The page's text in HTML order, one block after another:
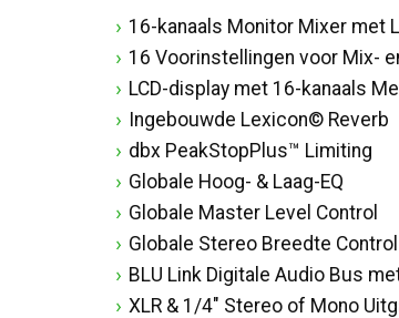
16-kanaals Monitor Mixer met
16 Voorinstellingen voor Mix-
LCD-display met 16-kanaals
Ingebouwde Lexicon© Reverb
dbx PeakStopPlus™ Limiting
Globale Hoog- & Laag-EQ
Globale Master Level Control
Globale Stereo Breedte Control
BLU Link Digitale Audio Bus
XLR & 1/4" Stereo of Mono